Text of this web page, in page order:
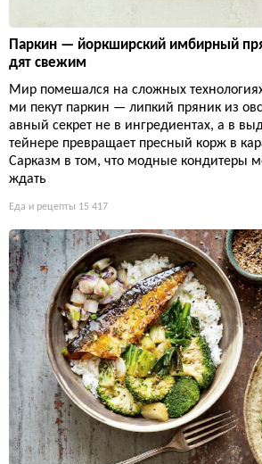
Паркин — йоркширский имбирный
дят свежим
Мир помешался на сложных
ми пекут паркин — липкий пряник из
авный секрет не в ингредиентах, а в
тейнере превращает пресный корж в
Сарказм в том, что модные кондитеры
ждать
Еда и рецепты 15 417